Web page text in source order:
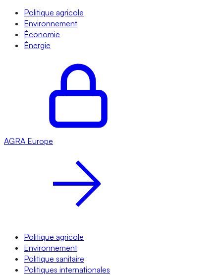
Politique agricole
Environnement
Économie
Énergie
AGRA Europe
Politique agricole
Environnement
Politique sanitaire
Politiques internationales